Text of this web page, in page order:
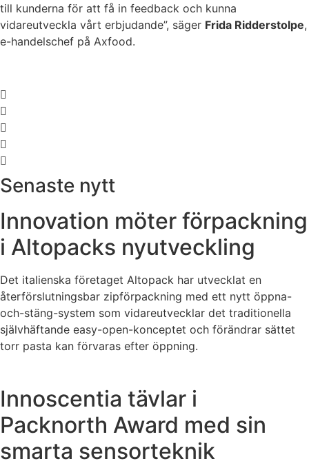
till kunderna för att få in feedback och kunna
vidareutveckla vårt erbjudande”, säger Frida Ridderstolpe,
e-handelschef på Axfood.
Senaste nytt
Innovation möter förpackning
i Altopacks nyutveckling
Det italienska företaget Altopack har utvecklat en
återförslutningsbar zipförpackning med ett nytt öppna-
och-stäng-system som vidareutvecklar det traditionella
självhäftande easy-open-konceptet och förändrar sättet
torr pasta kan förvaras efter öppning.
Innoscentia tävlar i
Packnorth Award med sin
smarta sensorteknik